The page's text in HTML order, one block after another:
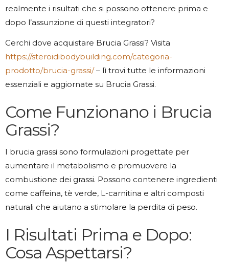
realmente i risultati che si possono ottenere prima e
dopo l’assunzione di questi integratori?
Cerchi dove acquistare Brucia Grassi? Visita
https://steroidibodybuilding.com/categoria-
prodotto/brucia-grassi/– lì trovi tutte le informazioni
essenziali e aggiornate su Brucia Grassi.
Come Funzionano i Brucia
Grassi?
I brucia grassi sono formulazioni progettate per
aumentare il metabolismo e promuovere la
combustione dei grassi. Possono contenere ingredienti
come caffeina, tè verde, L-carnitina e altri composti
naturali che aiutano a stimolare la perdita di peso.
I Risultati Prima e Dopo:
Cosa Aspettarsi?